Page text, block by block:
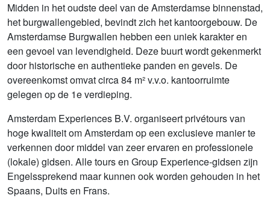
Midden in het oudste deel van de Amsterdamse binnenstad,
het burgwallengebied, bevindt zich het kantoorgebouw. De
Amsterdamse Burgwallen hebben een uniek karakter en
een gevoel van levendigheid. Deze buurt wordt gekenmerkt
door historische en authentieke panden en gevels. De
overeenkomst omvat circa 84 m² v.v.o. kantoorruimte
gelegen op de 1e verdieping.
Amsterdam Experiences B.V. organiseert privétours van
hoge kwaliteit om Amsterdam op een exclusieve manier te
verkennen door middel van zeer ervaren en professionele
(lokale) gidsen. Alle tours en Group Experience-gidsen zijn
Engelssprekend maar kunnen ook worden gehouden in het
Spaans, Duits en Frans.